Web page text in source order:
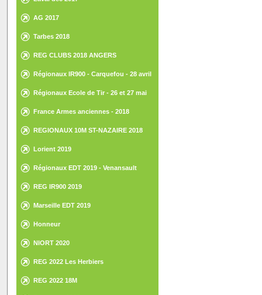
AG 2017
Tarbes 2018
REG CLUBS 2018 ANGERS
Régionaux IR900 - Carquefou - 28 avril
Régionaux Ecole de Tir - 26 et 27 mai
France Armes anciennes - 2018
REGIONAUX 10M ST-NAZAIRE 2018
Lorient 2019
Régionaux EDT 2019 - Venansault
REG IR900 2019
Marseille EDT 2019
Honneur
NIORT 2020
REG 2022 Les Herbiers
REG 2022 18M